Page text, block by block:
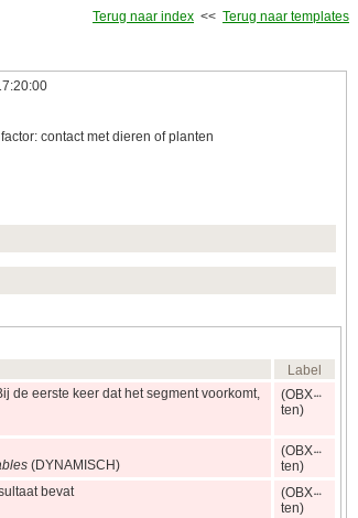
Terug naar index << Terug naar templates
contact met dieren of planten
Label
de eerste keer dat het segment voorkomt,
(OBX
ten)
(DYNAMISCH)
(OBX
ten)
bevat
(OBX
ten)